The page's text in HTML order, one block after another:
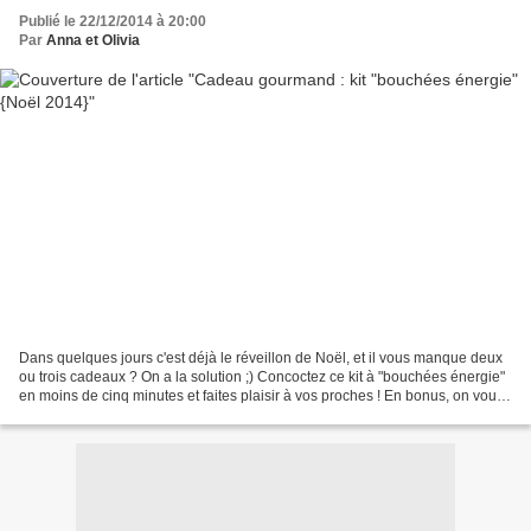
Publié le 22/12/2014 à 20:00
Par Anna et Olivia
Dans quelques jours c'est déjà le réveillon de Noël, et il vous manque deux
ou trois cadeaux ? On a la solution ;) Concoctez ce kit à "bouchées énergie"
en moins de cinq minutes et faites plaisir à vos proches ! En bonus, on vous